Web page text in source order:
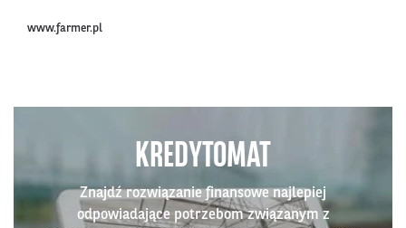
www.farmer.pl
KREDYTOMAT
Znajdź rozwiązanie finansowe najlepiej
odpowiadające potrzebom związanym z